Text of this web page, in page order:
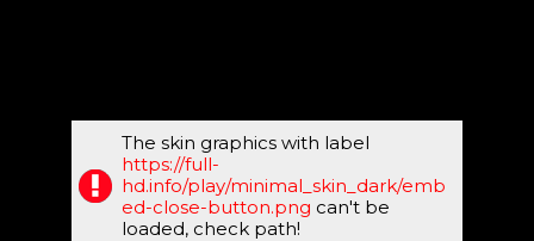
The skin graphics with label
https://full-
hd.info/play/minimal_skin_dark/emb
ed-close-button.png can't be
loaded, check path!